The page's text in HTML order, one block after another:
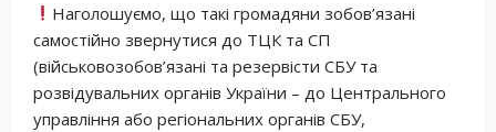
Наголошуємо, що такі громадяни зобов’язані
самостійно звернутися до ТЦК та СП
(військовозобов’язані та резервісти СБУ та
розвідувальних органів України – до Центрального
управління або регіональних органів СБУ,